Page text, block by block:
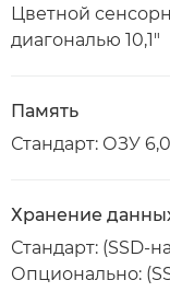
Цветной
диагональю 10,1"
Память
Стандарт: ОЗУ
Хранение
Стандарт: (SSD-
Опционально: